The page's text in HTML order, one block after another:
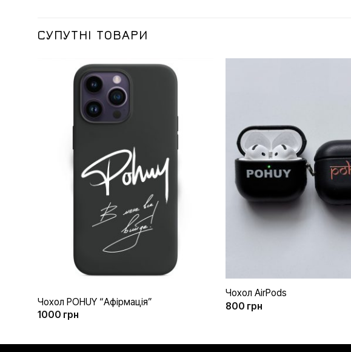
СУПУТНІ ТОВАРИ
Чохол POHUY “Афірмація”
1000 грн
Чохол AirPods
800 грн